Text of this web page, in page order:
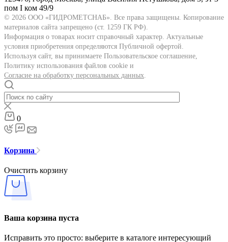
пом I ком 49/9
© 2026 ООО «ГИДРОМЕТСНАБ». Все права защищены. Копирование
материалов сайта запрещено (ст. 1259 ГК РФ).
Информация о товарах носит справочный характер. Актуальные
условия приобретения определяются Публичной офертой.
Используя сайт, вы принимаете Пользовательское соглашение,
Политику использования файлов cookie и
Согласие на обработку персональных данных
0
Корзина
Очистить корзину
Ваша корзина пуста
Исправить это просто: выберите в каталоге интересующий